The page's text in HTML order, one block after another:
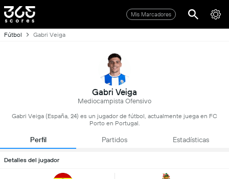
Mis Marcadores
Fútbol Gabri Veiga
Gabri Veiga
Mediocampista Ofensivo
Gabri Veiga (España, 24) es un jugador de fútbol, actualmente juega en FC
Porto en Portugal.
Perfil Partidos Estadísticas
Detalles del jugador